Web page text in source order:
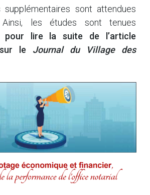
supplémentaires sont attendues
les études sont tenues
lire la suite de l’article
le Journal du Village des